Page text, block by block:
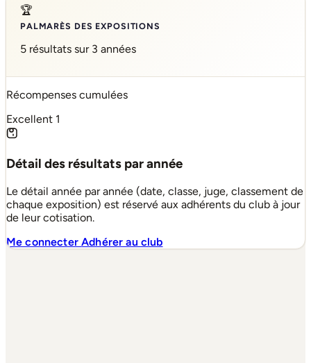
🏆
PALMARÈS DES EXPOSITIONS
5 résultats sur 3 années
Récompenses cumulées
Excellent 1
Détail des résultats par année
Le détail année par année (date, classe, juge, classement de
chaque exposition) est réservé aux adhérents du club à jour
de leur cotisation.
Me connecterAdhérer au club